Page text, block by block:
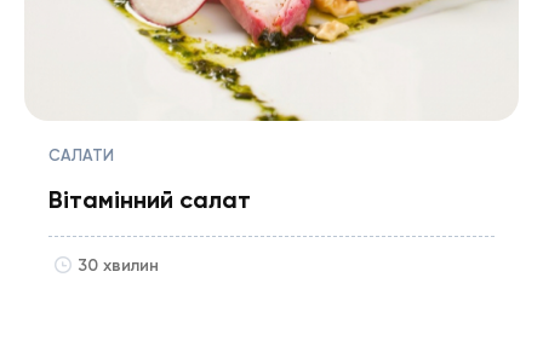
САЛАТИ
Вітамінний салат
30 хвилин